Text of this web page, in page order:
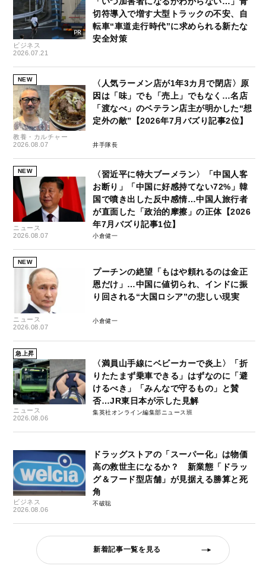
ビジネス
2026.07.21
切符導入で増す大型トラックの不安、自
転車“車道走行時代”に求められる新たな
安全対策
NEW
教養・カルチャー
2026.08.07
〈人気ラーメン店が1年3カ月で閉店〉原
因は「味」でも「売上」でもなく…名店
「渡なべ」のベテラン店主が明かした“想
定外の敵”【2026年7月バズり記事2位】
井手隊長
NEW
ニュース
2026.08.07
〈習近平に特大ブーメラン〉「中国人客
お断り」「中国に好感持てない72%」韓
国で噴き出した反中感情…中国人旅行者
が直面した「政治的摩擦」の正体【2026
年7月バズり記事1位】
小倉健一
NEW
ニュース
2026.08.07
プーチンの絶望「もはや頼れるのは金正
恩だけ」…中国に値切られ、インドに振
り回される“大国ロシア”の悲しい現実
小倉健一
急上昇
ニュース
2026.08.06
〈満員山手線にベビーカーで炎上〉「折
りたたまず乗車できる」はずなのに「避
けるべき」「みんなで守るもの」と賛
否…JR東日本が示した見解
集英社オンライン編集部ニュース班
ビジネス
2026.08.06
ドラッグストアの「スーパー化」は物価
高の救世主になるか？ 新業態「ドラッ
グ＆フード型店舗」が見据える勝算と死
角
不破聡
新着記事一覧を見る